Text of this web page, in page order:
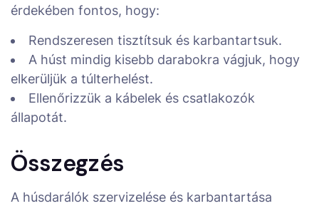
érdekében fontos, hogy:
Rendszeresen tisztítsuk és karbantartsuk.
A húst mindig kisebb darabokra vágjuk, hogy
elkerüljük a túlterhelést.
Ellenőrizzük a kábelek és csatlakozók
állapotát.
Összegzés
A húsdarálók szervizelése és karbantartása